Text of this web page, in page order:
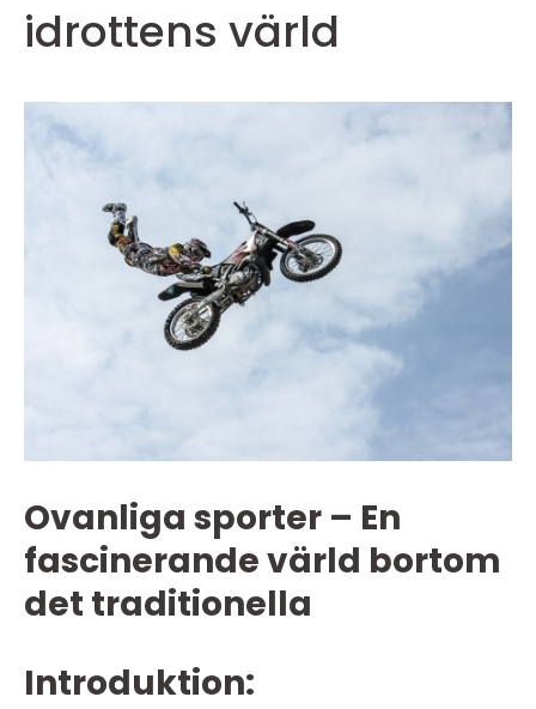
idrottens värld
Ovanliga sporter – En
fascinerande värld bortom
det traditionella
Introduktion: